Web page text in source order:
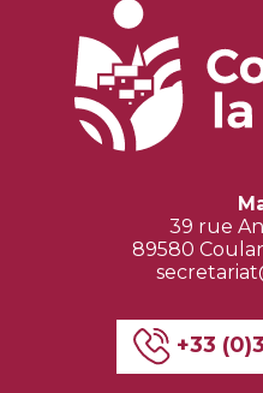
39 rue
89580
+33